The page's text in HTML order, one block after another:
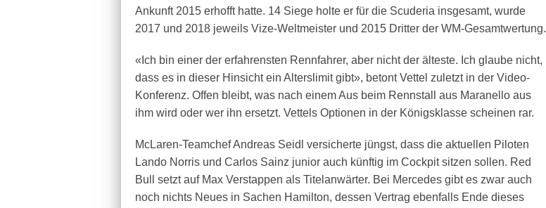
Ankunft 2015 erhofft hatte. 14 Siege holte er für die Scuderia insgesamt, wurde
2017 und 2018 jeweils Vize-Weltmeister und 2015 Dritter der WM-Gesamtwertung.
«Ich bin einer der erfahrensten Rennfahrer, aber nicht der älteste. Ich glaube nicht,
dass es in dieser Hinsicht ein Alterslimit gibt», betont Vettel zuletzt in der Video-
Konferenz. Offen bleibt, was nach einem Aus beim Rennstall aus Maranello aus
ihm wird oder wer ihn ersetzt. Vettels Optionen in der Königsklasse scheinen rar.
McLaren-Teamchef Andreas Seidl versicherte jüngst, dass die aktuellen Piloten
Lando Norris und Carlos Sainz junior auch künftig im Cockpit sitzen sollen. Red
Bull setzt auf Max Verstappen als Titelanwärter. Bei Mercedes gibt es zwar auch
noch nichts Neues in Sachen Hamilton, dessen Vertrag ebenfalls Ende dieses